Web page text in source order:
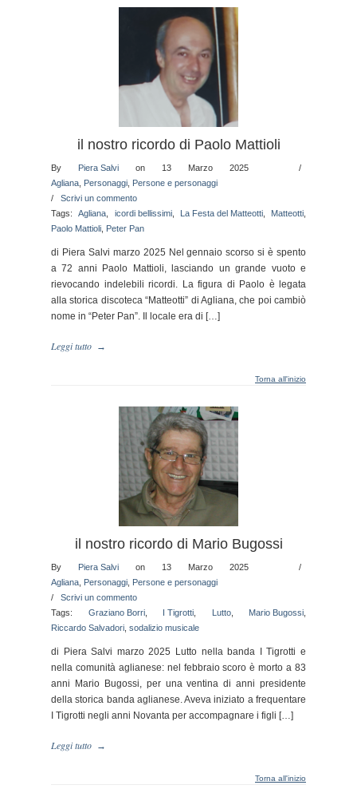
il nostro ricordo di Paolo Mattioli
By Piera Salvi on 13 Marzo 2025
/
Agliana
Personaggi
Persone e personaggi
/ Scrivi un commento
Tags:Agliana icordi bellissimi, La Festa del Matteotti, Matteotti
Paolo Mattioli
Peter Pan
di Piera Salvi marzo 2025 Nel gennaio scorso si è spento
a 72 anni Paolo Mattioli, lasciando un grande vuoto e
rievocando indelebili ricordi. La figura di Paolo è legata
alla storica discoteca “Matteotti” di Agliana, che poi cambiò
nome in “Peter Pan”. Il locale era di […]
Leggi tutto →
Torna all'inizio
il nostro ricordo di Mario Bugossi
By Piera Salvi on 13 Marzo 2025
/
Agliana
Personaggi
Persone e personaggi
/ Scrivi un commento
Tags: Graziano Borri, I Tigrotti Lutto, Mario Bugossi
Riccardo Salvadori sodalizio musicale
di Piera Salvi marzo 2025 Lutto nella banda I Tigrotti e
nella comunità aglianese: nel febbraio scoro è morto a 83
anni Mario Bugossi, per una ventina di anni presidente
della storica banda aglianese. Aveva iniziato a frequentare
I Tigrotti negli anni Novanta per accompagnare i figli […]
Leggi tutto →
Torna all'inizio